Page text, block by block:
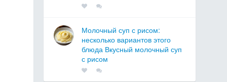
Молочный суп с рисом:
несколько вариантов этого
блюда Вкусный молочный суп
с рисом